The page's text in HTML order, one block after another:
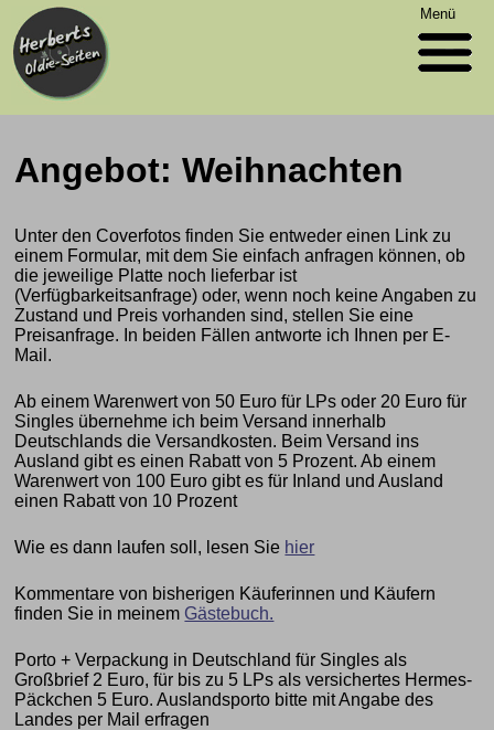
Menü
Angebot: Weihnachten
Unter den Coverfotos finden Sie entweder einen Link zu
einem Formular, mit dem Sie einfach anfragen können, ob
die jeweilige Platte noch lieferbar ist
(Verfügbarkeitsanfrage) oder, wenn noch keine Angaben zu
Zustand und Preis vorhanden sind, stellen Sie eine
Preisanfrage. In beiden Fällen antworte ich Ihnen per E-
Mail.
Ab einem Warenwert von 50 Euro für LPs oder 20 Euro für
Singles übernehme ich beim Versand innerhalb
Deutschlands die Versandkosten. Beim Versand ins
Ausland gibt es einen Rabatt von 5 Prozent. Ab einem
Warenwert von 100 Euro gibt es für Inland und Ausland
einen Rabatt von 10 Prozent
Wie es dann laufen soll, lesen Sie hier
Kommentare von bisherigen Käuferinnen und Käufern
finden Sie in meinem Gästebuch.
Porto + Verpackung in Deutschland für Singles als
Großbrief 2 Euro, für bis zu 5 LPs als versichertes Hermes-
Päckchen 5 Euro. Auslandsporto bitte mit Angabe des
Landes per Mail erfragen